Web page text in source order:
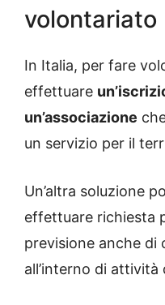
volontariato
In Italia, per fare
effettuare
un’associazione
un servizio per il
Un’altra soluzione
effettuare richiesta
previsione anche di
all’interno di